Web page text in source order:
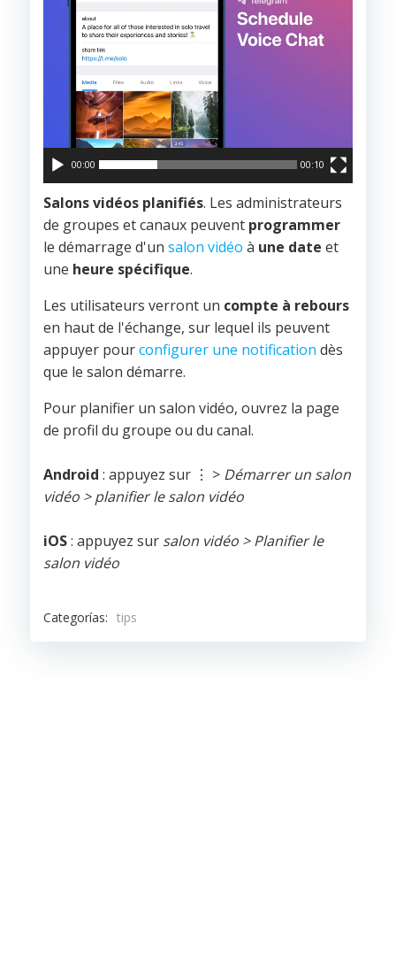
00:00 00:10
Salons vidéos planifiés. Les administrateurs
de groupes et canaux peuvent programmer
le démarrage d'un salon vidéo à une date et
une heure spécifique.
Les utilisateurs verront un compte à rebours
en haut de l'échange, sur lequel ils peuvent
appuyer pourconfigurer une notification dès
que le salon démarre.
Pour planifier un salon vidéo, ouvrez la page
de profil du groupe ou du canal.
Android : appuyez sur ⋮ > Démarrer un salon
vidéo > planifier le salon vidéo
iOS: appuyez sur salon vidéo > Planifier le
salon vidéo
Categorías: tips